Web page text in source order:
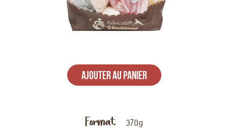
AJOUTER AU PANIER
Format 370g